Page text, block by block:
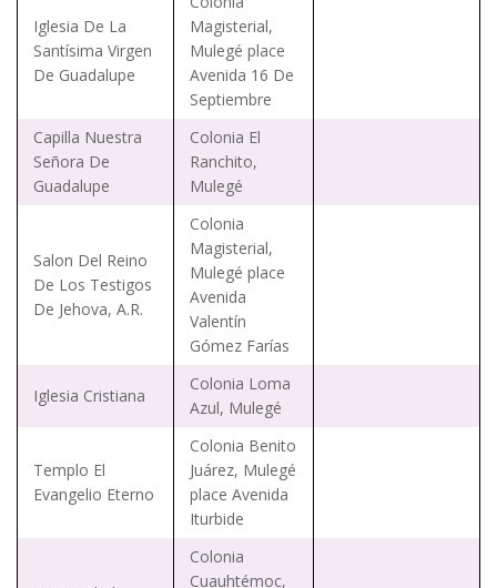
Iglesia De La
Santísima Virgen
De Guadalupe
Magisterial,
Mulegé place
Avenida 16 De
Septiembre
Capilla Nuestra
Señora De
Guadalupe
Colonia El
Ranchito,
Mulegé
Salon Del Reino
De Los Testigos
De Jehova, A.R.
Colonia
Magisterial,
Mulegé place
Avenida
Valentín
Gómez Farías
Iglesia Cristiana
Colonia Loma
Azul, Mulegé
Templo El
Evangelio Eterno
Colonia Benito
Juárez, Mulegé
place Avenida
Iturbide
Colonia
Cuauhtémoc,